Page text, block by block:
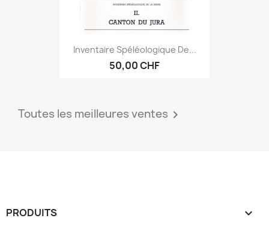
Inventaire Spéléologique De...
50,00 CHF
Toutes les meilleures ventes 
PRODUITS 